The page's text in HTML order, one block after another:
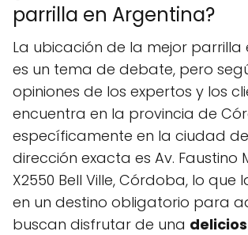
parrilla en Argentina?
La ubicación de la mejor parrilla
es un tema de debate, pero
opiniones de los expertos y los
encuentra en la provincia de
específicamente en la ciudad de
dirección exacta es Av. Faustino
X2550 Bell Ville, Córdoba, lo que
en un destino obligatorio para
buscan disfrutar de una